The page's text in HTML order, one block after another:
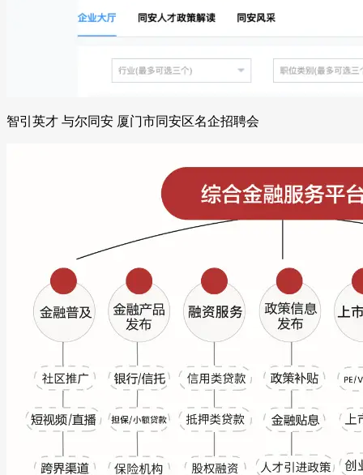
智引英才 与尔同安 厦门市同安区名企招聘会